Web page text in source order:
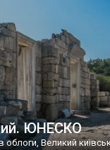
з фондів об’єкту
Таврійського».
але експерти
[…]
ЮНЕСКО
облоги, Великий